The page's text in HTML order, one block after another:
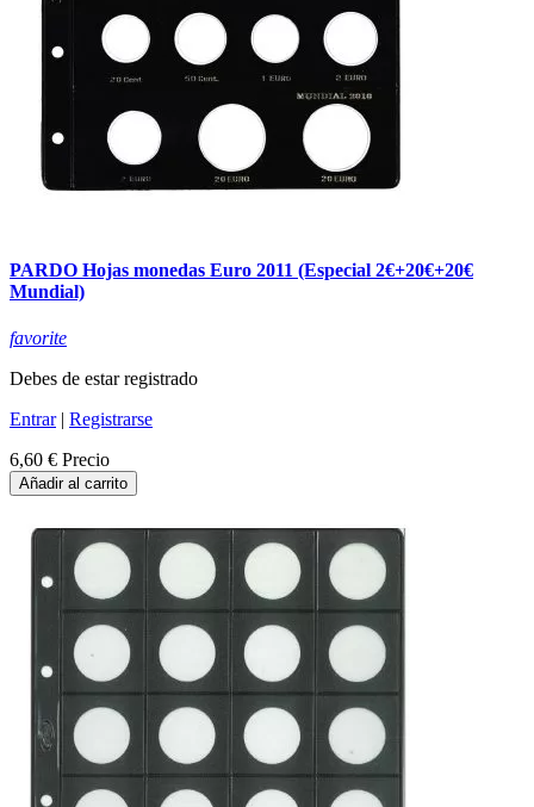
PARDO Hojas monedas Euro 2011 (Especial 2€+20€+20€
Mundial)
favorite
Debes de estar registrado
Entrar| Registrarse
6,60 € Precio
Añadir al carrito